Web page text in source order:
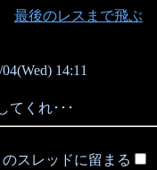
最後のレスまで飛ぶ
14:11
てくれ･･･
スレッドに留まる